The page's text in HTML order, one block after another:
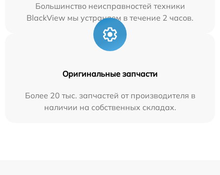
Большинство неисправностей техники
BlackView мы устраняем в течение 2 часов.
Оригинальные запчасти
Более 20 тыс. запчастей от производителя в
наличии на собственных складах.